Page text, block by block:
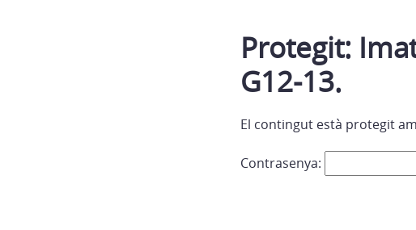
Protegit:
G12-13.
El contingut està protegit
Contrasenya: